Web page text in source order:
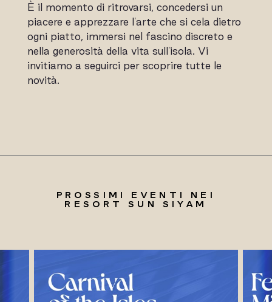
È il momento di ritrovarsi, concedersi un
piacere e apprezzare l'arte che si cela dietro
ogni piatto, immersi nel fascino discreto e
nella generosità della vita sull'isola. Vi
invitiamo a seguirci per scoprire tutte le
novità.
PROSSIMI EVENTI NEI
RESORT SUN SIYAM